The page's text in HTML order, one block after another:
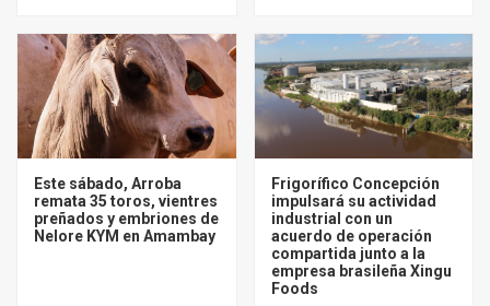
Este sábado, Arroba
remata 35 toros, vientres
preñados y embriones de
Nelore KYM en Amambay
Frigorífico Concepción
impulsará su actividad
industrial con un
acuerdo de operación
compartida junto a la
empresa brasileña Xingu
Foods